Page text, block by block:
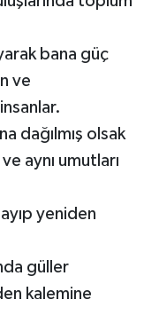
bana güç
ve
dağılmış olsak
aynı umutları
yeniden
güller
kalemine